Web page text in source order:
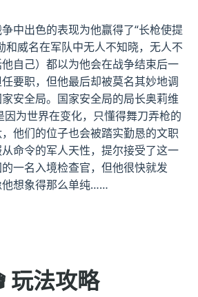
中出色的表现为他赢得了“长枪使提
和威名在军队中无人不知晓，无人不
自己）都以为他会在战争结束后一
要职，但他最后却被莫名其妙地调
安全局。国家安全局的局长奥莉维
因为世界在变化，只懂得舞刀弄枪的
他们的位子也会被踏实勤恳的文职
命令的军人天性，提尔接受了这一
一名入境检查官，但他很快就发
想象得那么单纯……
玩法攻略